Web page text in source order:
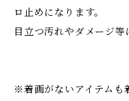
ロ止めになります。
目立つ汚れやダメージ等
※着画がないアイテムも